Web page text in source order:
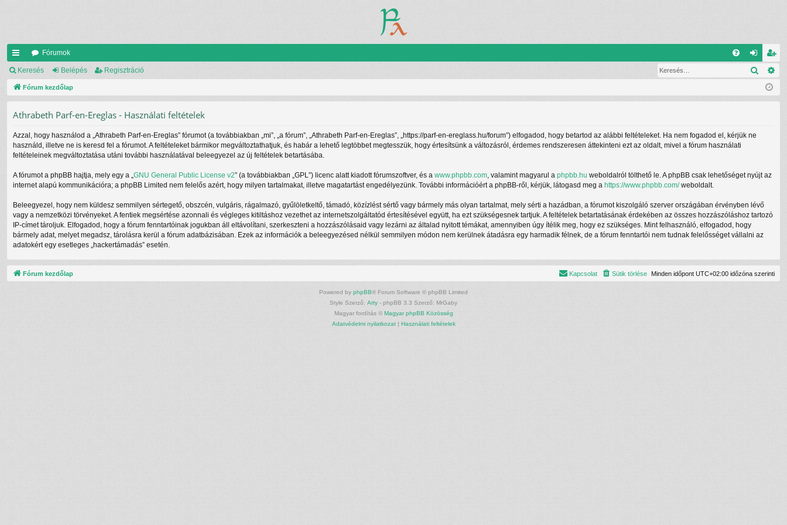
yo
rs
k
Fórumok
el eg
is
Keresés Belépés Regisztráció
Fórum kezdőlap
Athrabeth Parf-en-Ereglas - Használati feltételek
Azzal, hogy használod a „Athrabeth Parf-en-Ereglas” fórumot (a továbbiakban „mi”, „a fórum”, „Athrabeth Parf-en-Ereglas”, „https://parf-en-ereglass.hu/forum”) elfogadod, hogy betartod az alábbi feltételeket. Ha nem fogadod el, kérjük ne
használd, illetve ne is keresd fel a fórumot. A feltételeket bármikor megváltoztathatjuk, és habár a lehető legtöbbet megtesszük, hogy értesítsünk a változásról, érdemes rendszeresen áttekinteni ezt az oldalt, mivel a fórum használati
feltételeinek megváltoztatása utáni további használatával beleegyezel az új feltételek betartásába.
A fórumot a phpBB hajtja, mely egy a „ GNU General Public License v2” (a továbbiakban „GPL”) licenc alatt kiadott fórumszoftver, és a www.phpbb.com , valamint magyarul a phpbb.hu weboldalról tölthető le. A phpBB csak lehetőséget nyújt az
internet alapú kommunikációra; a phpBB Limited nem felelős azért, hogy milyen tartalmakat, illetve magatartást engedélyezünk. További információért a phpBB-ről, kérjük, látogasd meg a https://www.phpbb.com/weboldalt.
Beleegyezel, hogy nem küldesz semmilyen sértegető, obszcén, vulgáris, rágalmazó, gyűlöletkeltő, támadó, közízlést sértő vagy bármely más olyan tartalmat, mely sérti a hazádban, a fórumot kiszolgáló szerver országában érvényben lévő
vagy a nemzetközi törvényeket. A fentiek megsértése azonnali és végleges kitiltáshoz vezethet az internetszolgáltatód értesítésével együtt, ha ezt szükségesnek tartjuk. A feltételek betartatásának érdekében az összes hozzászóláshoz tartozó
IP-címet tároljuk. Elfogadod, hogy a fórum fenntartóinak jogukban áll eltávolítani, szerkeszteni a hozzászólásaid vagy lezárni az általad nyitott témákat, amennyiben úgy ítélik meg, hogy ez szükséges. Mint felhasználó, elfogadod, hogy
bármely adat, melyet megadsz, tárolásra kerül a fórum adatbázisában. Ezek az információk a beleegyezésed nélkül semmilyen módon nem kerülnek átadásra egy harmadik félnek, de a fórum fenntartói nem tudnak felelősséget vállalni az
adatokért egy esetleges „hackertámadás” esetén.
Fórum kezdőlap Minden időpont UTC+02:00 időzóna szerinti
Sütik törlése
Kapcsolat
Powered by phpBB® Forum Software © phpBB Limited
Style Szerző: Arty - phpBB 3.3 Szerző: MrGaby
Magyar fordítás © Magyar phpBB Közösség
Adatvédelmi nyilatkozat| Használati feltételek